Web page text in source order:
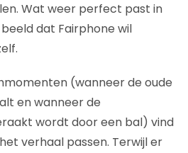
Wat weer perfect past in
dat Fairphone wil
(wanneer de oude
en wanneer de
wordt door een bal) vind
verhaal passen. Terwijl er